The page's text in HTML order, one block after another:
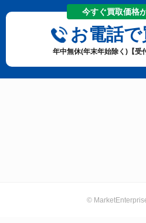
今すぐ買取価格
お電話
年中無休(年末年始除く)【受
©